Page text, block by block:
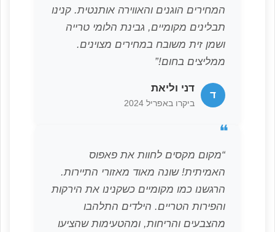
המחירים הוגנים והאווירה אותנטית. קנינו
תבלינים מקומיים, גבינת הלומי טרייה
ושמן זית משובח במחירים מצוינים.
ממליצים בחום!”
ד
דני וליאת
ביקרו באפריל 2024
❝
“מקום מקסים לחוות את פאפוס
האמיתית! שונה מאוד מאזורי התיירות.
הרגשנו כמו מקומיים כשקנינו את הירקות
והפירות הטריים. הילדים התלהבו
מהצבעים והריחות, ומהטעימות שהציעו